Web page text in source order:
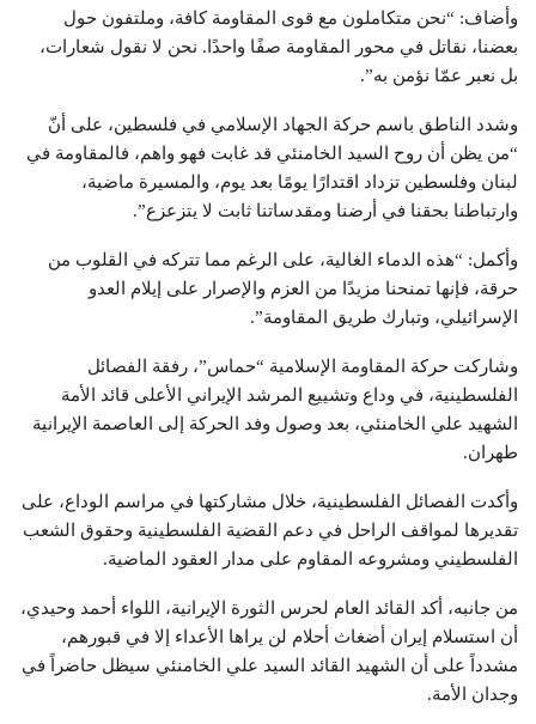
وأضاف: “نحن متكاملون مع قوى المقاومة كافة، وملتفون حول
بعضنا، نقاتل في محور المقاومة صفًا واحدًا. نحن لا نقول شعارات،
بل نعبر عمّا نؤمن به”.
وشدد الناطق باسم حركة الجهاد الإسلامي في فلسطين، على أنّ
“من يظن أن روح السيد الخامنئي قد غابت فهو واهم، فالمقاومة في
لبنان وفلسطين تزداد اقتدارًا يومًا بعد يوم، والمسيرة ماضية،
وارتباطنا بحقنا في أرضنا ومقدساتنا ثابت لا يتزعزع”.
وأكمل: “هذه الدماء الغالية، على الرغم مما تتركه في القلوب من
حرقة، فإنها تمنحنا مزيدًا من العزم والإصرار على إيلام العدو
الإسرائيلي، وتبارك طريق المقاومة”.
وشاركت حركة المقاومة الإسلامية “حماس”، رفقة الفصائل
الفلسطينية، في وداع وتشييع المرشد الإيراني الأعلى قائد الأمة
الشهيد علي الخامنئي، بعد وصول وفد الحركة إلى العاصمة الإيرانية
طهران.
وأكدت الفصائل الفلسطينية، خلال مشاركتها في مراسم الوداع، على
تقديرها لمواقف الراحل في دعم القضية الفلسطينية وحقوق الشعب
الفلسطيني ومشروعه المقاوم على مدار العقود الماضية.
من جانبه، أكد القائد العام لحرس الثورة الإيرانية، اللواء أحمد وحيدي،
أن استسلام إيران أضغاث أحلام لن يراها الأعداء إلا في قبورهم،
مشدداً على أن الشهيد القائد السيد علي الخامنئي سيظل حاضراً في
وجدان الأمة.